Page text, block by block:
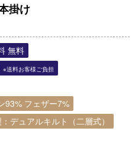
掛け
無料
※送料お客様ご負担
93% フェザー7%
デュアルキルト（二層式）